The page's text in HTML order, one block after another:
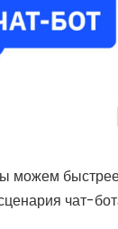
можем
чат-